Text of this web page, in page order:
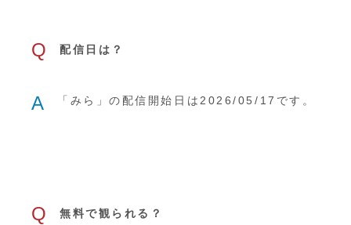
Q 配信日は？
A 「みら」の配信開始日は2026/05/17です。
Q 無料で観られる？